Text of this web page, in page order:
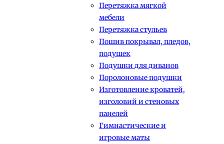
Перетяжка мягкой
мебели
Перетяжка стульев
Пошив покрывал, пледов,
подушек
Подушки для диванов
Поролоновые подушки
Изготовление кроватей,
изголовий и стеновых
панелей
Гимнастические и
игровые маты